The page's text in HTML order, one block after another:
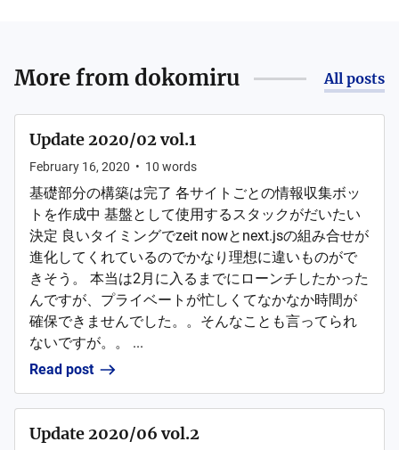
More fromdokomiru All posts
Update 2020/02 vol.1
February 16, 2020 • 10 words
基礎部分の構築は完了 各サイトごとの情報収集ボッ
トを作成中 基盤として使用するスタックがだいたい
決定 良いタイミングでzeit nowとnext.jsの組み合せが
進化してくれているのでかなり理想に違いものがで
きそう。 本当は2月に入るまでにローンチしたかった
んですが、プライベートが忙しくてなかなか時間が
確保できませんでした。。そんなことも言ってられ
ないですが。。 ...
Read post
Update 2020/06 vol.2